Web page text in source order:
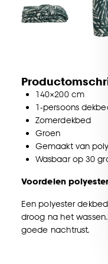
140×200 cm
1-persoons
Zomerdekbed
Groen
Gemaakt van
Wasbaar op 30
Voordelen polyester
Een polyester
droog na het
goede nachtrust.